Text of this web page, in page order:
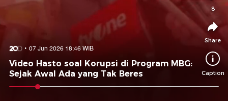
8
Share
Caption
07 Jun 2026 18:46 WIB
Video Hasto soal Korupsi di Program MBG:
Sejak Awal Ada yang Tak Beres
Copy Embed